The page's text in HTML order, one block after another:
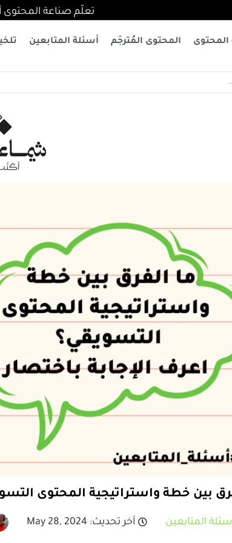
تعلّم صناعة المحتوى
المحتوى المُترجَم أسئلة المتابعين
بين خطة واستراتيجية المحتوى
المتابعين آخر تحديث: May 28, 2024